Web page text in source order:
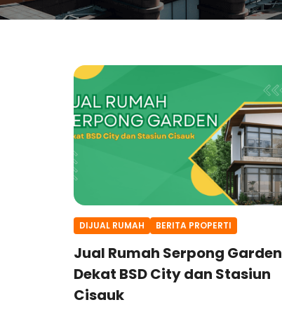
DIJUAL RUMAH BERITA PROPERTI
Jual Rumah Serpong Garden
Dekat BSD City dan Stasiun
Cisauk